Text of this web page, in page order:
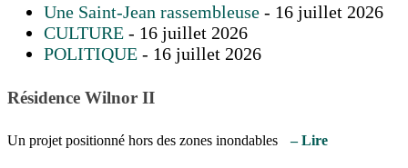
Une Saint-Jean rassembleuse - 16 juillet 2026
CULTURE - 16 juillet 2026
POLITIQUE - 16 juillet 2026
Résidence Wilnor II
Un projet positionné hors des zones inondables – Lire